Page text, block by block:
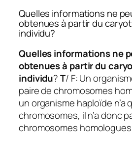
Quelles informations ne
obtenues à partir du
individu?
Quelles informations ne
obtenues à partir du
individu?T/ F: Un
paire de chromosomes
un organisme haploïde n’a
chromosomes, il n’a donc
chromosomes